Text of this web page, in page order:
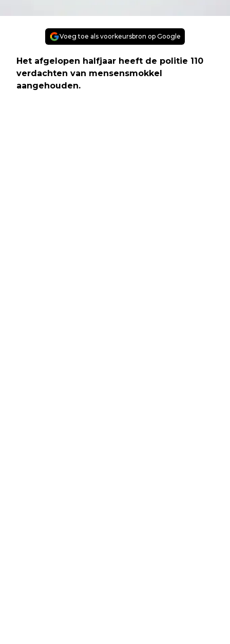
Voeg toe als voorkeursbron op Google
Het afgelopen halfjaar heeft de politie 110
verdachten van mensensmokkel
aangehouden.